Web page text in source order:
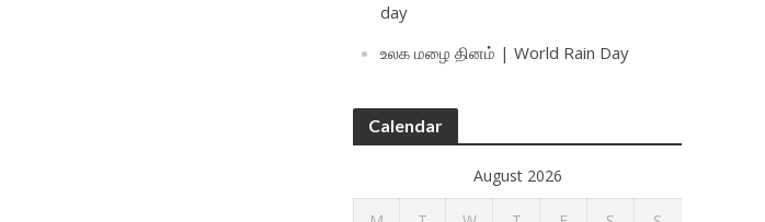
day
உலக மழை தினம் | World Rain Day
Calendar
August 2026